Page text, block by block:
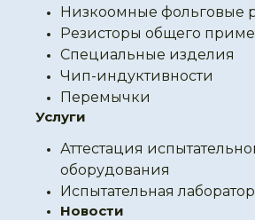
Низкоомные фольговые
Резисторы общего
Специальные изделия
Чип-индуктивности
Перемычки
Услуги
Аттестация
оборудования
Испытательная
Новости